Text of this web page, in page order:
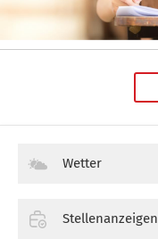
Wetter
Stellenanzeigen